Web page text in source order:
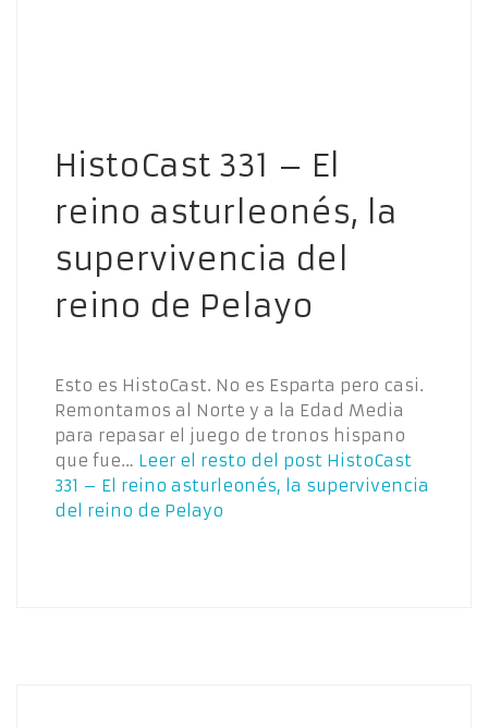
HistoCast 331 – El
reino asturleonés, la
supervivencia del
reino de Pelayo
Esto es HistoCast. No es Esparta pero casi.
Remontamos al Norte y a la Edad Media
para repasar el juego de tronos hispano
que fue… Leer el resto del post HistoCast
331 – El reino asturleonés, la supervivencia
del reino de Pelayo